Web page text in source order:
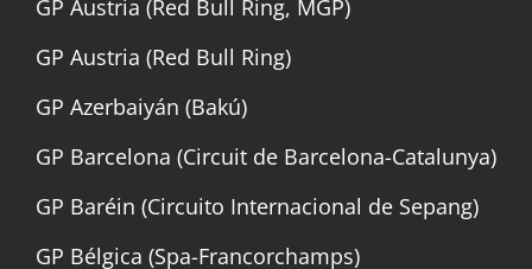
GP Austria (Red Bull Ring, MGP)
GP Austria (Red Bull Ring)
GP Azerbaiyán (Bakú)
GP Barcelona (Circuit de Barcelona-Catalunya)
GP Baréin (Circuito Internacional de Sepang)
GP Bélgica (Spa-Francorchamps)